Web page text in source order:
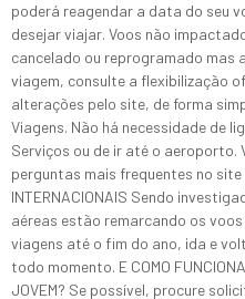
poderá reagendar a data do seu
desejar viajar. Voos não
cancelado ou reprogramado mas
viagem, consulte a flexibilização
alterações pelo site, de forma
Viagens. Não há necessidade de
Serviços ou de ir até o aeroporto.
perguntas mais frequentes no site
INTERNACIONAIS Sendo
aéreas estão remarcando os
viagens até o fim do ano, ida e
todo momento. E COMO
JOVEM? Se possível, procure